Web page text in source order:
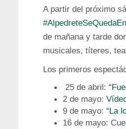
A partir del próximo
de mañana y tarde
musicales, títeres,
Los primeros
25 de abril:
2 de mayo:
9 de mayo: “La
16 de mayo: